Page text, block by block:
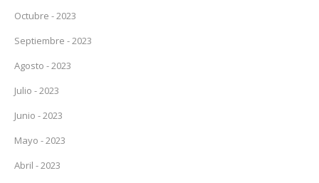
Octubre - 2023
Septiembre - 2023
Agosto - 2023
Julio - 2023
Junio - 2023
Mayo - 2023
Abril - 2023